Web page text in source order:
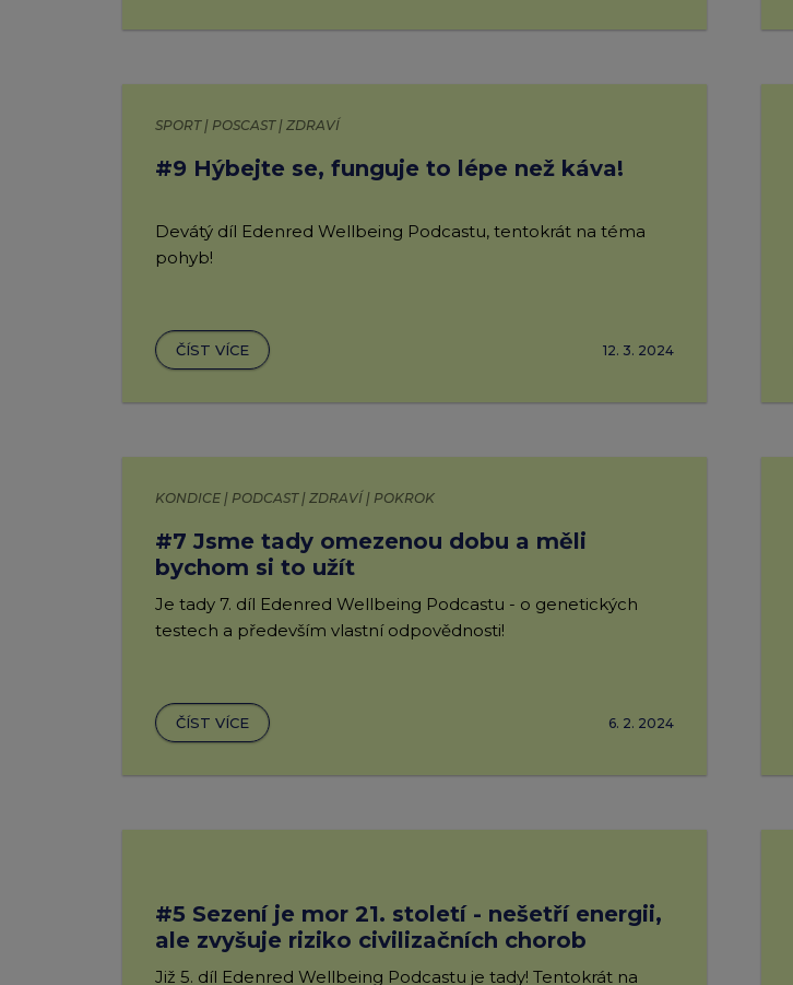
SPORT | POSCAST | ZDRAVÍ
#9 Hýbejte se, funguje to lépe než káva!
Devátý díl Edenred Wellbeing Podcastu, tentokrát na téma
pohyb!
ČÍST VÍCE 12. 3. 2024
KONDICE | PODCAST | ZDRAVÍ | POKROK
#7 Jsme tady omezenou dobu a měli
bychom si to užít
Je tady 7. díl Edenred Wellbeing Podcastu - o genetických
testech a především vlastní odpovědnosti!
ČÍST VÍCE 6. 2. 2024
#5 Sezení je mor 21. století - nešetří energii,
ale zvyšuje riziko civilizačních chorob
Již 5. díl Edenred Wellbeing Podcastu je tady! Tentokrát na